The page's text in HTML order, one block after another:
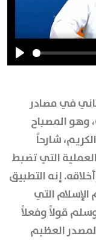
Play
في مصادر
وهو المصباح
شارحاً
التي تضبط
إنه التطبيق
الإسلام التي
قولاً وفعلاً
العظيم